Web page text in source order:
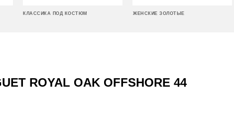
КЛАССИКА ПОД КОСТЮМ ЖЕНСКИЕ ЗОЛОТЫЕ
ROYAL OAK OFFSHORE 44